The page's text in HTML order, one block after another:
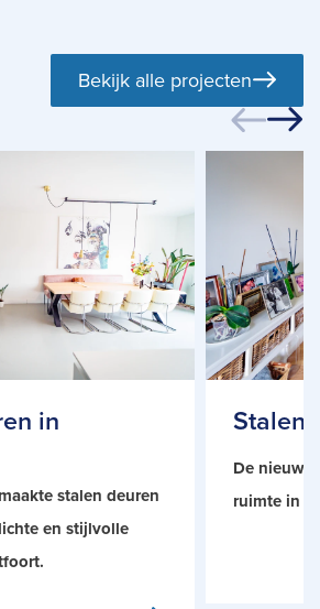
Bekijk alle projecten
in
stalen deuren
en stijlvolle
Stalen
De nieuwe
ruimte in